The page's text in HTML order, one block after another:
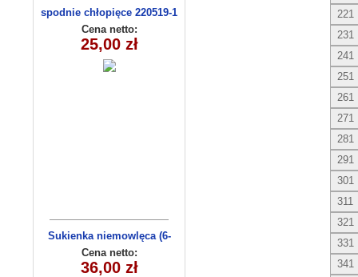
spodnie chłopięce 220519-1
(1-6) 5szt
Cena netto:
25,00 zł
Sukienka niemowlęca (6-
36msc) C3009-1
Cena netto:
36,00 zł
221
231
241
251
261
271
281
291
301
311
321
331
341